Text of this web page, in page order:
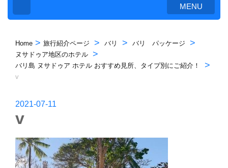
MENU
Home > 旅行紹介ページ > バリ > バリ パッケージ >
ヌサドゥア地区のホテル >
バリ島 ヌサドゥア ホテル おすすめ見所、タイプ別にご紹介！ >
v
2021-07-11
v